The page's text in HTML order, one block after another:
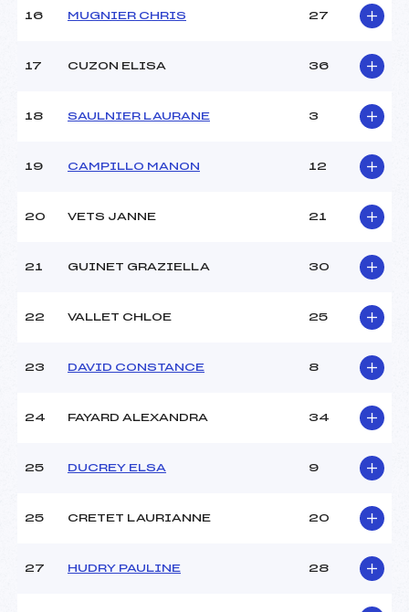
Pénalité appliquée :
90.3500
16 MUGNIER CHRIS 27
17 CUZON ELISA 36
18 SAULNIER LAURANE 3
19 CAMPILLO MANON 12
20 VETS JANNE 21
21 GUINET GRAZIELLA 30
22 VALLET CHLOE 25
23 DAVID CONSTANCE 8
24 FAYARD ALEXANDRA 34
25 DUCREY ELSA 9
25 CRETET LAURIANNE 20
27 HUDRY PAULINE 28